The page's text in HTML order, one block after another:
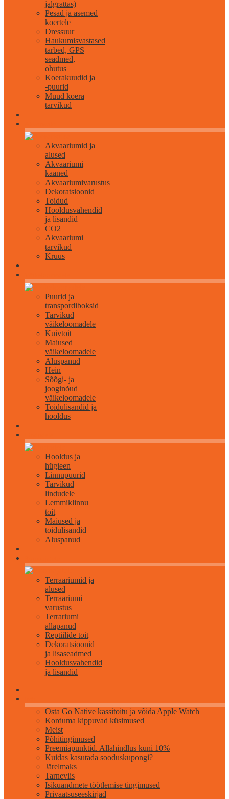
jalgrattas)
Pesad ja asemed
koertele
Dressuur
Haukumisvastased
tarbed, GPS
seadmed,
ohutus
Koerakuudid ja
-puurid
Muud koera
tarvikud
Akvaariumid ja
alused
Akvaariumi
kaaned
Akvaariumivarustus
Dekoratsioonid
Toidud
Hooldusvahendid
ja lisandid
CO2
Akvaariumi
tarvikud
Kruus
Puurid ja
transpordiboksid
Tarvikud
väikeloomadele
Kuivtoit
Maiused
väikeloomadele
Aluspanud
Hein
Sõõgi- ja
jooginõud
väikeloomadele
Toidulisandid ja
hooldus
Hooldus ja
hügieen
Linnupuurid
Tarvikud
lindudele
Lemmiklinnu
toit
Maiused ja
toidulisandid
Aluspanud
Terraariumid ja
alused
Terraariumi
varustus
Terrariumi
allapanud
Reptiilide toit
Dekoratsioonid
ja lisaseadmed
Hooldusvahendid
ja lisandid
Osta Go Native kassitoitu ja võida Apple Watch
Korduma kippuvad küsimused
Meist
Põhitingimused
Preemiapunktid. Allahindlus kuni 10%
Kuidas kasutada sooduskupongi?
Järelmaks
Tarneviis
Isikuandmete töötlemise tingimused
Privaatsuseeskirjad